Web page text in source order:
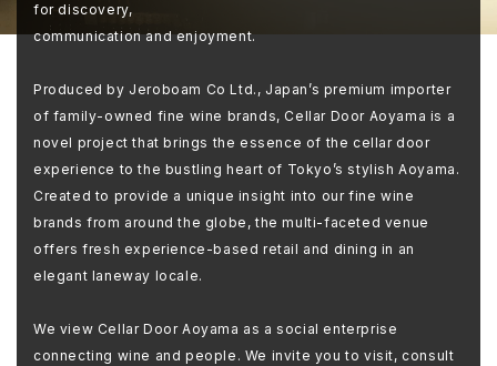
for discovery,
communication and enjoyment.
Produced by Jeroboam Co Ltd., Japan’s premium importer
of family-owned fine wine brands, Cellar Door Aoyama is a
novel project that brings the essence of the cellar door
experience to the bustling heart of Tokyo’s stylish Aoyama.
Created to provide a unique insight into our fine wine
brands from around the globe, the multi-faceted venue
offers fresh experience-based retail and dining in an
elegant laneway locale.
We view Cellar Door Aoyama as a social enterprise
connecting wine and people. We invite you to visit, consult